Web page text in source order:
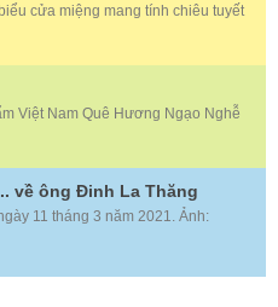
cửa miệng mang tính chiêu tuyết
Việt Nam Quê Hương Ngạo Nghễ
về ông Đinh La Thăng
11 tháng 3 năm 2021. Ảnh: